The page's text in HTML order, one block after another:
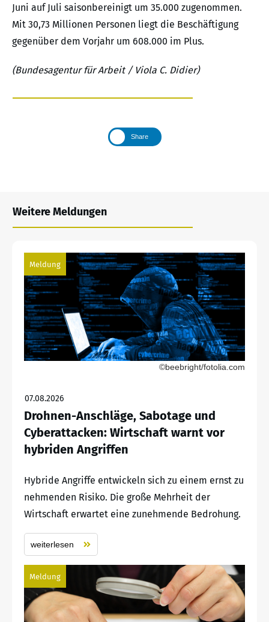
Juni auf Juli saisonbereinigt um 35.000 zugenommen.
Mit 30,73 Millionen Personen liegt die Beschäftigung
gegenüber dem Vorjahr um 608.000 im Plus.
(Bundesagentur für Arbeit / Viola C. Didier)
Share
Weitere Meldungen
Meldung
©beebright/fotolia.com
07.08.2026
Drohnen-Anschläge, Sabotage und
Cyberattacken: Wirtschaft warnt vor
hybriden Angriffen
Hybride Angriffe entwickeln sich zu einem ernst zu
nehmenden Risiko. Die große Mehrheit der
Wirtschaft erwartet eine zunehmende Bedrohung.
weiterlesen
Meldung